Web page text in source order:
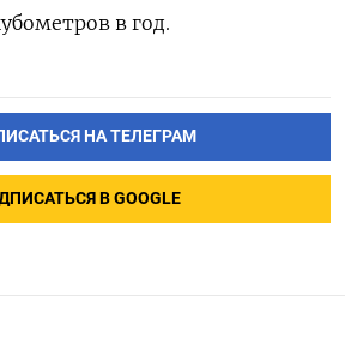
в год.
НА ТЕЛЕГРАМ
В GOOGLE